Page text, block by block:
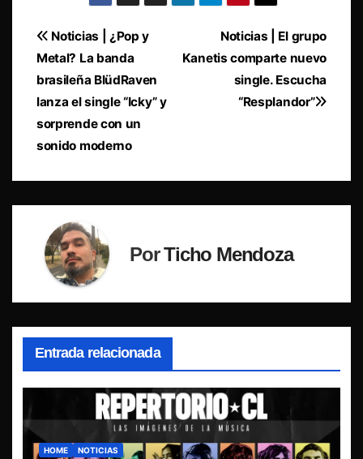
Navegación
de
entradas
Noticias | El grupo
Kanetis comparte nuevo
single. Escucha
“Resplandor”
Noticias | ¿Pop y
Metal? La banda
brasileña BlüdRaven
lanza el single “Icky” y
sorprende con un
sonido moderno
PorTicho Mendoza
Entrada relacionada
HOME NOTICIAS